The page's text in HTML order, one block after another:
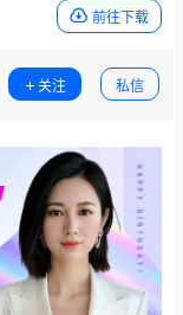
前往下载
关注 私信